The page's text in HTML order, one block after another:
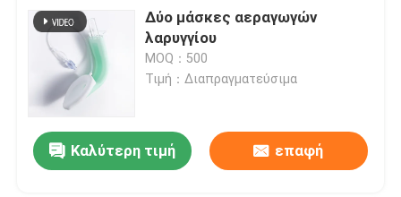
Δύο μάσκες αεραγωγών
λαρυγγίου
MOQ：500
Τιμή：Διαπραγματεύσιμα
Καλύτερη τιμή επαφή